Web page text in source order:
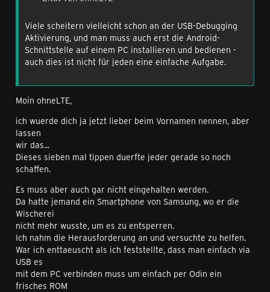
Viele scheitern vielleicht schon an der USB-Debugging
Aktivierung, und man muss auch erst die Android-
Schnittstelle auf einem PC installieren und bedienen -
auch dies ist nicht für jeden eine einfache Aufgabe.
Moin ohneLTE,
ich wuerde dich ja jetzt lieber beim Vornamen nennen, aber
lassen
wir das...
Dieses sieben mal tippen duerfte jeder gerade so noch
schaffen.
Es muss aber auch gar nicht eingehalten werden.
Da hatte jemand ein Smartphone von Samsung, wo er die
Wischerei
nicht mehr wusste, um es zu entsperren.
Ich nahm die Herausforderung an und versuchte zu helfen.
War ich enttaeuscht als ich feststellte, dass man einfach via
USB es
mit dem PC verbinden muss um einfach per Odin ein
frisches ROM